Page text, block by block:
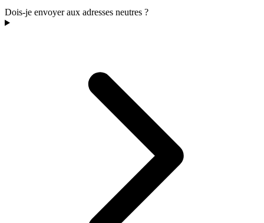
Dois-je envoyer aux adresses neutres ?